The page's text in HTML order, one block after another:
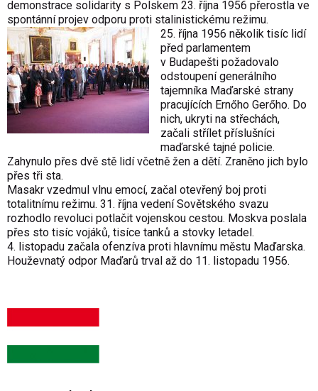
demonstrace solidarity s Polskem 23. října 1956 přerostla ve
spontánní projev odporu proti stalinistickému režimu.
25. října 1956 několik tisíc lidí
před parlamentem
v Budapešti požadovalo
odstoupení generálního
tajemníka Maďarské strany
pracujících Ernőho Gerőho. Do
nich, ukryti na střechách,
začali střílet příslušníci
maďarské tajné policie.
Zahynulo přes dvě stě lidí včetně žen a dětí. Zraněno jich bylo
přes tři sta.
Masakr vzedmul vlnu emocí, začal otevřený boj proti
totalitnímu režimu. 31. října vedení Sovětského svazu
rozhodlo revoluci potlačit vojenskou cestou. Moskva poslala
přes sto tisíc vojáků, tisíce tanků a stovky letadel.
4. listopadu začala ofenzíva proti hlavnímu městu Maďarska.
Houževnatý odpor Maďarů trval až do 11. listopadu 1956.